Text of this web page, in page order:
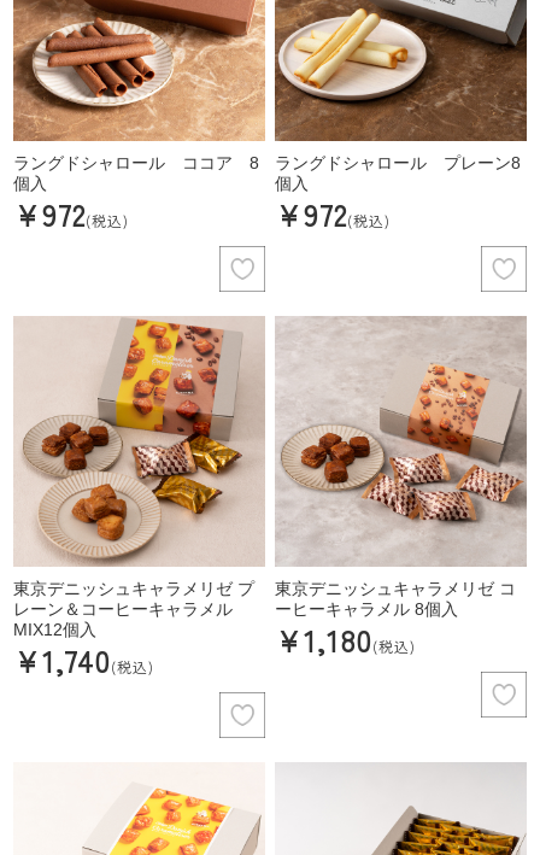
ラングドシャロール ココア 8
個入
¥972(税込)
ラングドシャロール プレーン8
個入
¥972(税込)
東京デニッシュキャラメリゼ プ
レーン＆コーヒーキャラメル
MIX12個入
¥1,740(税込)
東京デニッシュキャラメリゼ コ
ーヒーキャラメル 8個入
¥1,180(税込)